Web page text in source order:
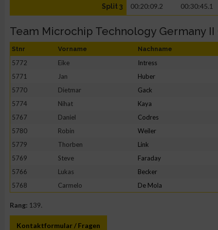
Split 3 00:20:09.2 00:30:45.1
Team Microchip Technology Germany II
Stnr Vorname Nachname
5772 Eike Intress
5771
Jan Huber
5770
Dietmar Gack
5774
Nihat Kaya
5767
Daniel Codres
5780
Robin Weiler
5779
Thorben Link
5769
Steve Faraday
5766
Lukas Becker
5768
Carmelo De Mola
Rang: 139.
Kontaktformular / Fragen